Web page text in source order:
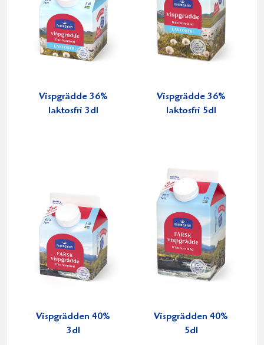
Vispgrädde 36%
laktosfri 3dl
Vispgrädde 36%
laktosfri 5dl
Vispgrädden 40%
3dl
Vispgrädden 40%
5dl